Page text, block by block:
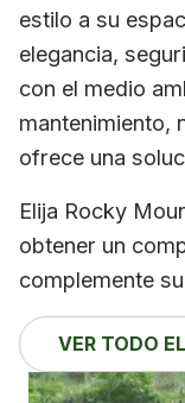
estilo a su
elegancia,
con el medio
mantenimiento,
ofrece una
Elija Rocky
obtener un
complemente
VER TODO